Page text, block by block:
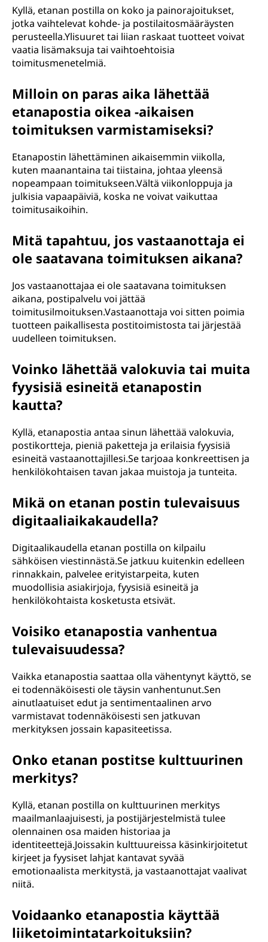
Kyllä, etanan postilla on koko ja painorajoitukset,
jotka vaihtelevat kohde- ja postilaitosmääräysten
perusteella.Ylisuuret tai liian raskaat tuotteet voivat
vaatia lisämaksuja tai vaihtoehtoisia
toimitusmenetelmiä.
Milloin on paras aika lähettää
etanapostia oikea -aikaisen
toimituksen varmistamiseksi?
Etanapostin lähettäminen aikaisemmin viikolla,
kuten maanantaina tai tiistaina, johtaa yleensä
nopeampaan toimitukseen.Vältä viikonloppuja ja
julkisia vapaapäiviä, koska ne voivat vaikuttaa
toimitusaikoihin.
Mitä tapahtuu, jos vastaanottaja ei
ole saatavana toimituksen aikana?
Jos vastaanottajaa ei ole saatavana toimituksen
aikana, postipalvelu voi jättää
toimitusilmoituksen.Vastaanottaja voi sitten poimia
tuotteen paikallisesta postitoimistosta tai järjestää
uudelleen toimituksen.
Voinko lähettää valokuvia tai muita
fyysisiä esineitä etanapostin
kautta?
Kyllä, etanapostia antaa sinun lähettää valokuvia,
postikortteja, pieniä paketteja ja erilaisia fyysisiä
esineitä vastaanottajillesi.Se tarjoaa konkreettisen ja
henkilökohtaisen tavan jakaa muistoja ja tunteita.
Mikä on etanan postin tulevaisuus
digitaaliaikakaudella?
Digitaalikaudella etanan postilla on kilpailu
sähköisen viestinnästä.Se jatkuu kuitenkin edelleen
rinnakkain, palvelee erityistarpeita, kuten
muodollisia asiakirjoja, fyysisiä esineitä ja
henkilökohtaista kosketusta etsivät.
Voisiko etanapostia vanhentua
tulevaisuudessa?
Vaikka etanapostia saattaa olla vähentynyt käyttö, se
ei todennäköisesti ole täysin vanhentunut.Sen
ainutlaatuiset edut ja sentimentaalinen arvo
varmistavat todennäköisesti sen jatkuvan
merkityksen jossain kapasiteetissa.
Onko etanan postitse kulttuurinen
merkitys?
Kyllä, etanan postilla on kulttuurinen merkitys
maailmanlaajuisesti, ja postijärjestelmistä tulee
olennainen osa maiden historiaa ja
identiteettejä.Joissakin kulttuureissa käsinkirjoitetut
kirjeet ja fyysiset lahjat kantavat syvää
emotionaalista merkitystä, ja vastaanottajat vaalivat
niitä.
Voidaanko etanapostia käyttää
liiketoimintatarkoituksiin?